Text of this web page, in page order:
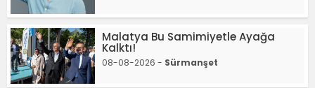
Malatya Bu Samimiyetle Ayağa
Kalktı!
08-08-2026 - Sürmanşet